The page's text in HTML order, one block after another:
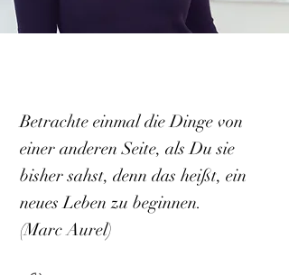
Betrachte einmal die Dinge von
einer anderen Seite, als Du sie
bisher sahst, denn das heißt, ein
neues Leben zu beginnen.
(Marc Aurel)